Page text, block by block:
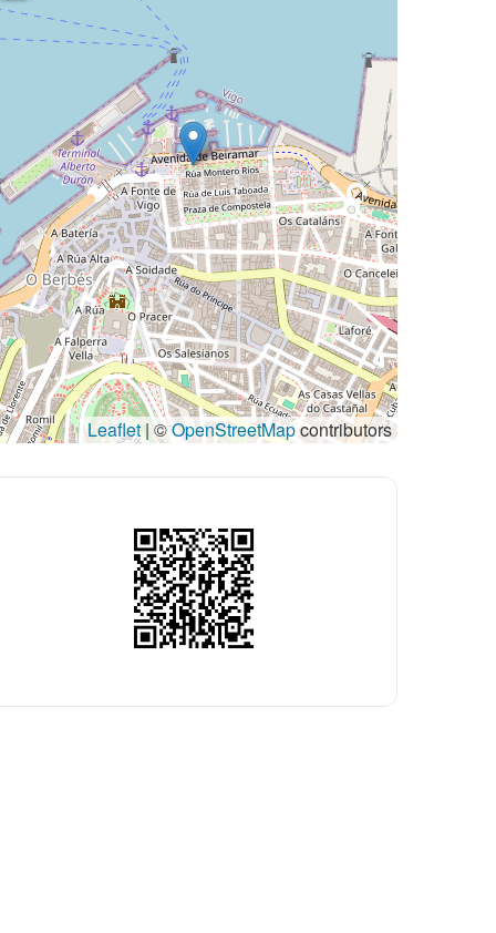
Leaflet| ©OpenStreetMapcontributors